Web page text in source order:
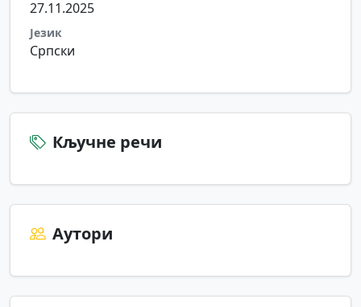
27.11.2025
Језик
Српски
Кључне речи
Аутори